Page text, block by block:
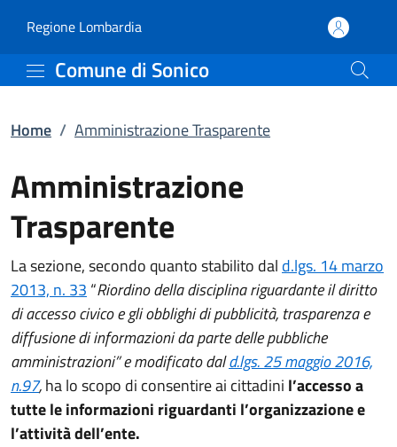
Amministrazione
Regione Lombardia(apre in un'altra scheda).
Comune di Sonico
Home / Amministrazione Trasparente
Amministrazione
Trasparente
La sezione, secondo quanto stabilito dal d.lgs. 14 marzo
2013, n. 33 “Riordino della disciplina riguardante il diritto
di accesso civico e gli obblighi di pubblicità, trasparenza e
diffusione di informazioni da parte delle pubbliche
amministrazioni” e modificato dald.lgs. 25 maggio 2016,
n.97,ha lo scopo di consentire ai cittadini l’accesso a
tutte le informazioni riguardanti l’organizzazione e
l’attività dell’ente.